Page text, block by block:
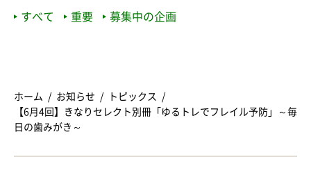
すべて 重要 募集中の企画
ホーム お知らせ
トピックス
【6月4回】きなりセレクト別冊「ゆるトレでフレイル予防」～毎
日の歯みがき～